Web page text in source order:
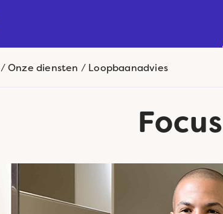
/Onze diensten / Loopbaanadvies